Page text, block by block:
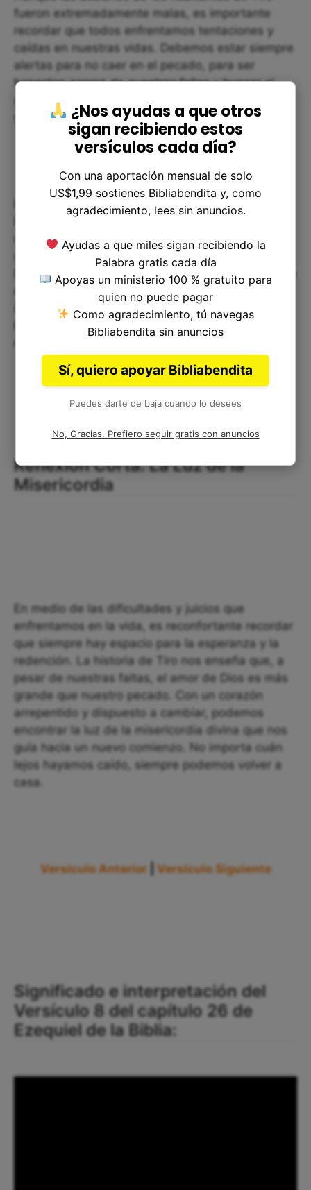
fueron extremadamente malas, es importante
recordar que todos enfrentamos tentaciones y
caídas en nuestras vidas. Debemos estar siempre
alertas para no caer en el pecado, para ser
honestos acerca de nuestras fallas y buscar el
arrepentimiento y la restauración siempre que sea
necesario.
En resumen, el versículo 8 del capítulo 26 de
Ezequiel nos muestra un lado oscuro de la
naturaleza humana y un recordatorio de la justicia
divina. Pero también nos muestra que Dios es un
Dios de misericordia, dispuesto a perdonar incluso
en los momentos más sombríos, y que nosotros
como seres humanos tenemos la capacidad de
buscar el arrepentimiento y la restauración en
Reflexión Corta: La Luz de la
Misericordia
En medio de las dificultades y juicios que
enfrentamos en la vida, es reconfortante recordar
que siempre hay espacio para la esperanza y la
redención. La historia de Tiro nos enseña que, a
pesar de nuestras faltas, el amor de Dios es más
grande que nuestro pecado. Con un corazón
arrepentido y dispuesto a cambiar, podemos
encontrar la luz de la misericordia divina que nos
guía hacia un nuevo comienzo. No importa cuán
lejos hayamos caído, siempre podemos volver a
casa.
Versículo Anterior Versículo Siguiente
Significado e interpretación del
Versículo 8 del capítulo 26 de
Ezequiel de la Biblia:
¿Nos ayudas a que otros
sigan recibiendo estos
versículos cada día?
Con una aportación mensual de solo
US$1,99 sostienes Bibliabendita y, como
agradecimiento, lees sin anuncios.
Ayudas a que miles sigan recibiendo la
Palabra gratis cada día
Apoyas un ministerio 100 % gratuito para
quien no puede pagar
Como agradecimiento, tú navegas
Bibliabendita sin anuncios
Sí, quiero apoyar Bibliabendita
Puedes darte de baja cuando lo desees
No, Gracias. Prefiero seguir gratis con anuncios